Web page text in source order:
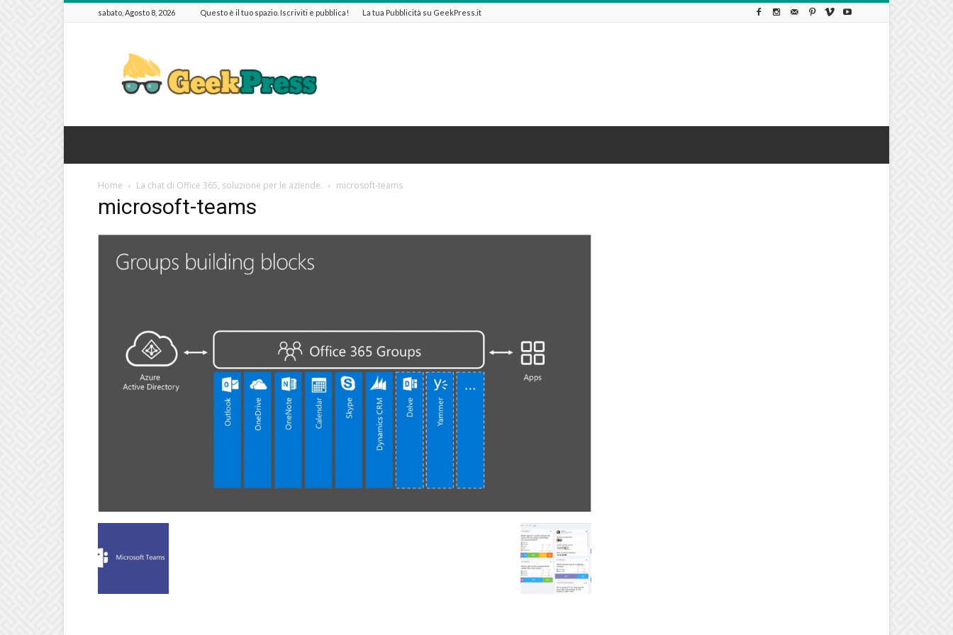
sabato, Agosto 8, 2026 Questo è il tuo spazio. Iscriviti e pubblica! La tua Pubblicità su GeekPress.it
Home La chat di Office 365, soluzione per le aziende. microsoft-teams
microsoft-teams